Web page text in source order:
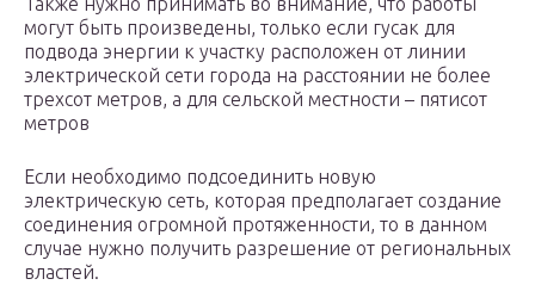
могут быть произведены, только если гусак для
подвода энергии к участку расположен от линии
электрической сети города на расстоянии не более
трехсот метров, а для сельской местности – пятисот
метров
Если необходимо подсоединить новую
электрическую сеть, которая предполагает создание
соединения огромной протяженности, то в данном
случае нужно получить разрешение от региональных
властей.